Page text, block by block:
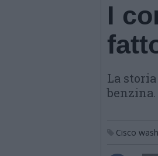
I
La
Cisco wash